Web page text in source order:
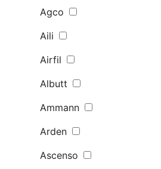
Agco
Aili
Airfil
Albutt
Ammann
Arden
Ascenso